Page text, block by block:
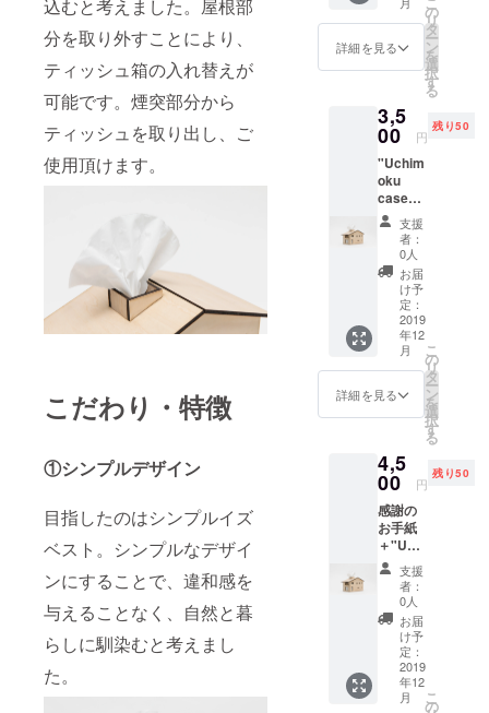
込むと考えました。屋根部
分を取り外すことにより、
ティッシュ箱の入れ替えが
可能です。煙突部分から
ティッシュを取り出し、ご
使用頂けます。
こだわり・特徴
①シンプルデザイン
目指したのはシンプルイズ
ベスト。シンプルなデザイ
ンにすることで、違和感を
与えることなく、自然と暮
らしに馴染むと考えまし
た。
りさせ
て頂き
ます。
送料込
み 限
詳細を見る
の
リ
タ
ー
ン
を
選
択
す
る
3,5
00 円
残り50
"Uchim
oku
case"
をお送
りさせ
て頂き
ます。
送料込
支援
者：
0人
お届
け予
定：
2019
年12
月
詳細を見る
こ
の
リ
タ
ー
ン
を
選
択
す
る
4,5
00 円
残り50
感謝の
お手紙
＋"Uchi
moku
case”
をお送
りさせ
て頂き
ます。
送料込
支援
者：
0人
お届
け予
定：
2019
年12
月
こ
の